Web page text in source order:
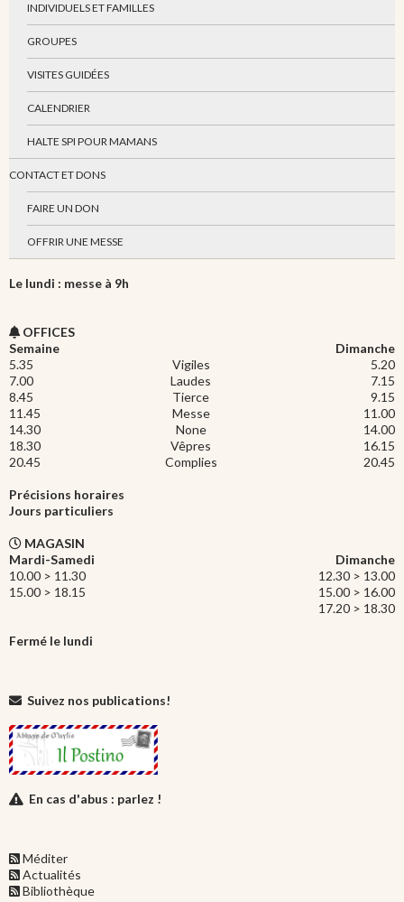
INDIVIDUELS ET FAMILLES
GROUPES
VISITES GUIDÉES
CALENDRIER
HALTE SPI POUR MAMANS
CONTACT ET DONS
FAIRE UN DON
OFFRIR UNE MESSE
Le lundi : messe à 9h
OFFICES
Semaine
Dimanche
5.35
Vigiles
5.20
7.00
Laudes
7.15
8.45
Tierce
9.15
11.45
Messe
11.00
14.30
None
14.00
18.30
Vêpres
16.15
20.45
Complies 20.45
Précisions horaires
Jours particuliers
MAGASIN
Mardi-Samedi
Dimanche
10.00 > 11.30
12.30 > 13.00
15.00 > 18.15
15.00 > 16.00
17.20 > 18.30
Fermé le lundi
Suivez nos publications!
En cas d'abus : parlez !
Méditer
Actualités
Bibliothèque